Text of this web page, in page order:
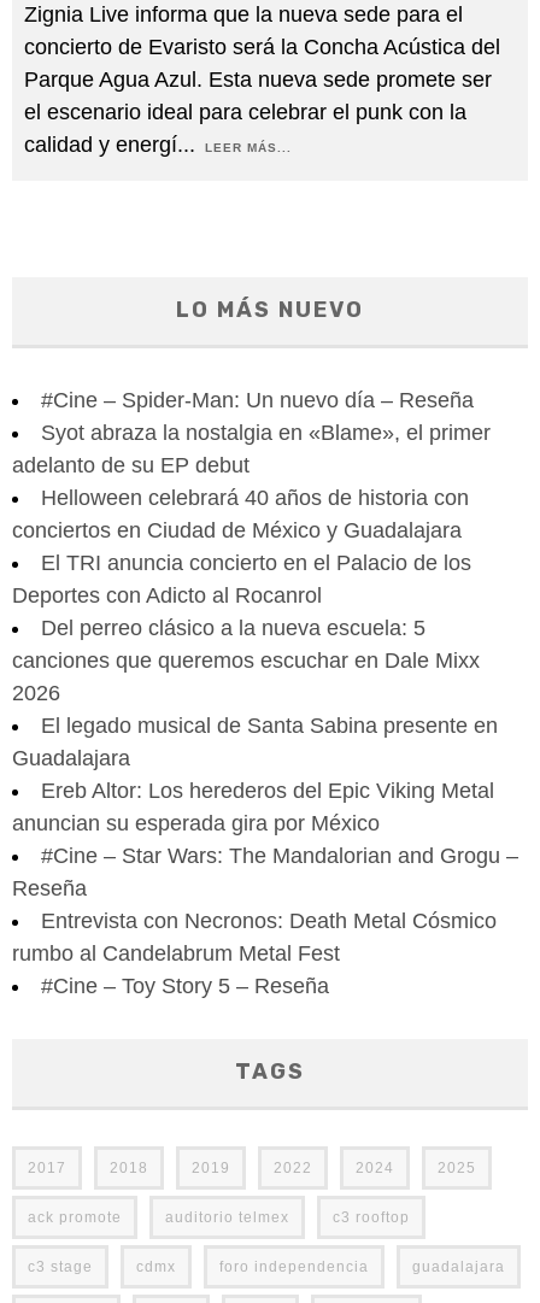
Zignia Live informa que la nueva sede para el
concierto de Evaristo será la Concha Acústica del
Parque Agua Azul. Esta nueva sede promete ser
el escenario ideal para celebrar el punk con la
calidad y energí... LEER MÁS...
LO MÁS NUEVO
#Cine – Spider-Man: Un nuevo día – Reseña
Syot abraza la nostalgia en «Blame», el primer
adelanto de su EP debut
Helloween celebrará 40 años de historia con
conciertos en Ciudad de México y Guadalajara
El TRI anuncia concierto en el Palacio de los
Deportes con Adicto al Rocanrol
Del perreo clásico a la nueva escuela: 5
canciones que queremos escuchar en Dale Mixx
2026
El legado musical de Santa Sabina presente en
Guadalajara
Ereb Altor: Los herederos del Epic Viking Metal
anuncian su esperada gira por México
#Cine – Star Wars: The Mandalorian and Grogu –
Reseña
Entrevista con Necronos: Death Metal Cósmico
rumbo al Candelabrum Metal Fest
#Cine – Toy Story 5 – Reseña
TAGS
2017 2018 2019 2022 2024 2025
ack promote auditorio telmex c3 rooftop
c3 stage cdmx foro independencia guadalajara